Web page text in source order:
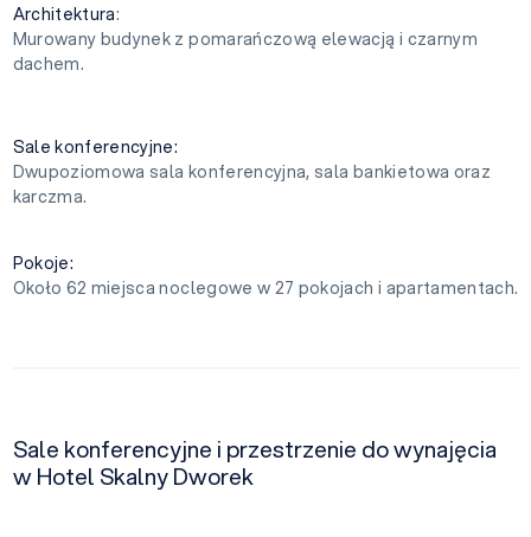
Architektura:
Murowany budynek z pomarańczową elewacją i czarnym
dachem.
Sale konferencyjne:
Dwupoziomowa sala konferencyjna, sala bankietowa oraz
karczma.
Pokoje:
Około 62 miejsca noclegowe w 27 pokojach i apartamentach.
Sale konferencyjne i przestrzenie do wynajęcia
w Hotel Skalny Dworek